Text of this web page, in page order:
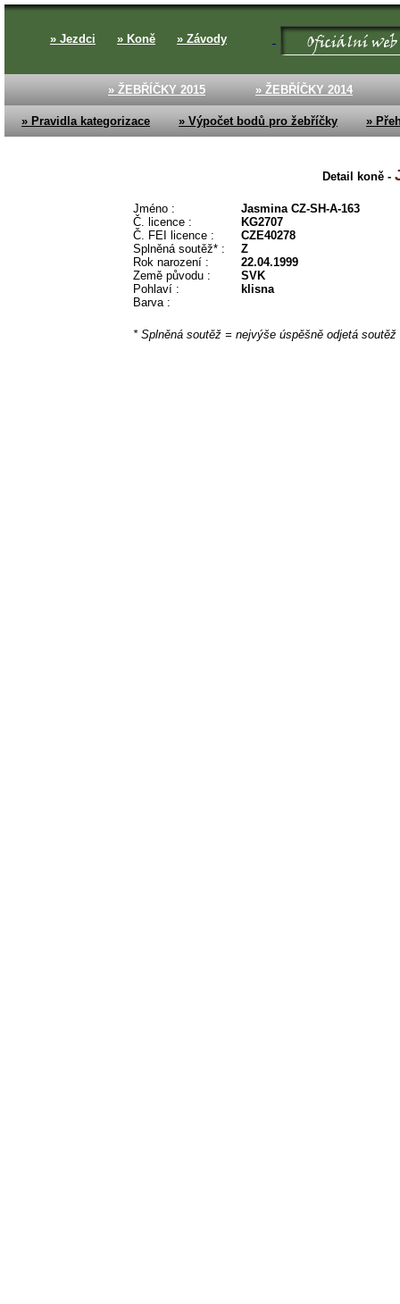
» Jezdci » Koně » Závody
» ŽEBŘÍČKY 2015 » ŽEBŘÍČKY 2014
» Pravidla kategorizace » Výpočet bodů pro žebříčky »
Detail koně -
Jméno :
Č. licence :
Č. FEI licence :
Splněná soutěž* :
Rok narození :
Země původu :
Pohlaví :
Barva :
Jasmina CZ-SH-A-163
KG2707
CZE40278
Z
22.04.1999
SVK
klisna
* Splněná soutěž = nejvýše úspěšně odjetá